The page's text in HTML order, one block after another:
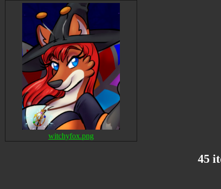
witchyfox.png
45